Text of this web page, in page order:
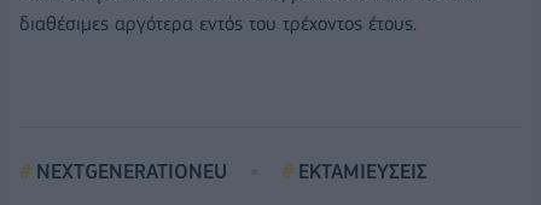
διαθέσιμες αργότερα εντός του τρέχοντος έτους.
NEXTGENERATIONEU ΕΚΤΑΜΙΕΥΣΕΙΣ